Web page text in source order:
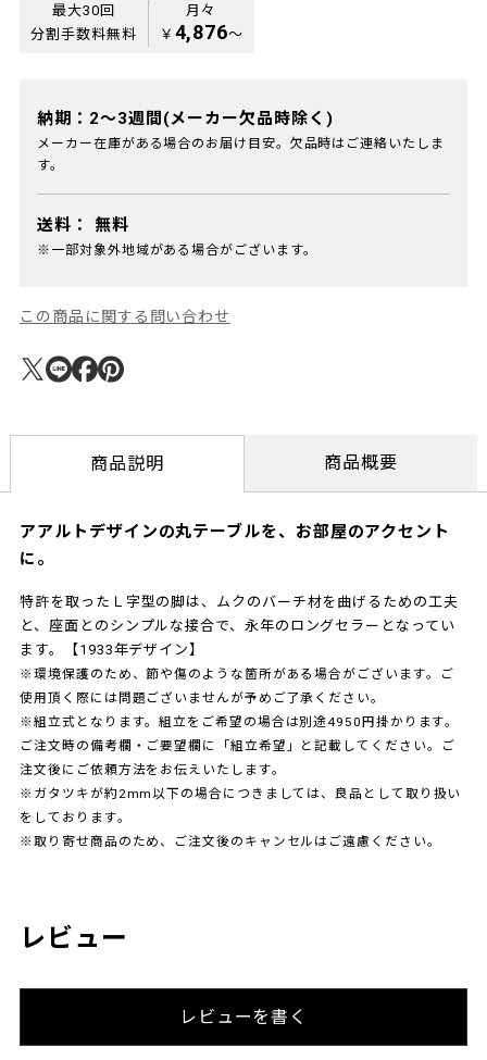
最大30回
分割手数料無料
月々
￥ 4,876〜
納期：2～3週間(メーカー欠品時除く)
メーカー在庫がある場合のお届け目安。欠品時はご連絡いたしま
す。
送料： 無料
※一部対象外地域がある場合がございます。
この商品に関する問い合わせ
商品説明 商品概要
アアルトデザインの丸テーブルを、お部屋のアクセント
に。
特許を取ったＬ字型の脚は、ムクのバーチ材を曲げるための工夫
と、座面とのシンプルな接合で、永年のロングセラーとなってい
ます。【1933年デザイン】
※環境保護のため、節や傷のような箇所がある場合がございます。ご
使用頂く際には問題ございませんが予めご了承ください。
※組立式となります。組立をご希望の場合は別途4950円掛かります。
ご注文時の備考欄・ご要望欄に「組立希望」と記載してください。ご
注文後にご依頼方法をお伝えいたします。
※ガタツキが約2mm以下の場合につきましては、良品として取り扱い
をしております。
※取り寄せ商品のため、ご注文後のキャンセルはご遠慮ください。
レビュー
レビューを書く